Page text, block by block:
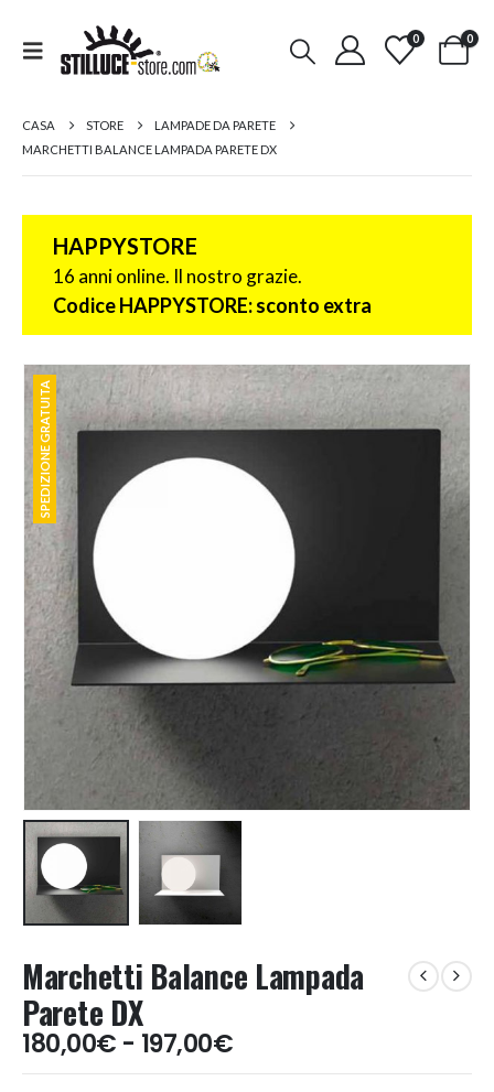
0 0
CASA STORE
LAMPADE DA PARETE
MARCHETTI BALANCE LAMPADA PARETE DX
HAPPYSTORE
16 anni online. Il nostro grazie.
Codice HAPPYSTORE: sconto extra
SPEDIZIONE GRATUITA
SPEDIZIONE GRATUITA
Marchetti Balance Lampada
Parete DX
180,00€ - 197,00€Fascia
di